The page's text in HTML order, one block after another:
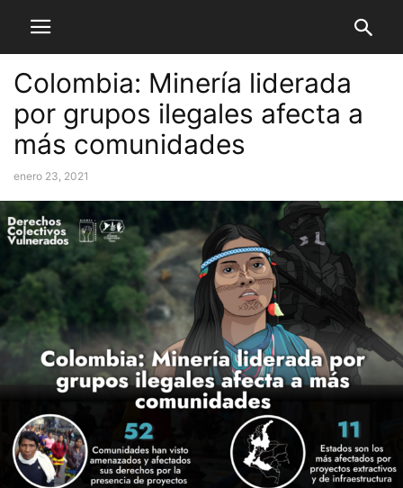
Colombia: Minería liderada
por grupos ilegales afecta a
más comunidades
enero 23, 2021